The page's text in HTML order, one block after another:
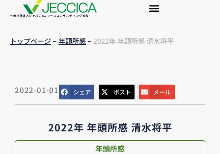
一般社団法人ジャパンEコマースコンサルティング協会
トップページ– 年頭所感– 2022年 年頭所感 清水将平
2022-01-01 シェア ポスト メール
2022年 年頭所感 清水将平
年頭所感